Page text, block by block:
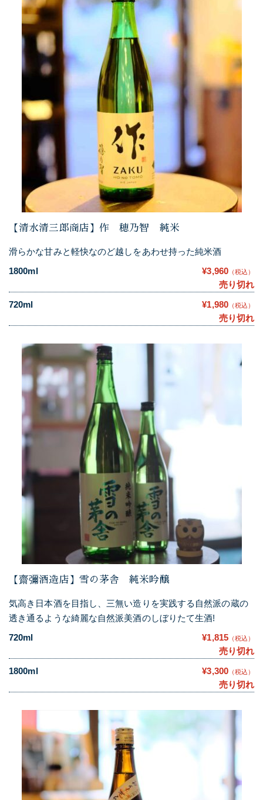
【清水清三郎商店】作 穂乃智 純米
滑らかな甘みと軽快なのど越しをあわせ持った純米酒
1800ml
¥3,960 （税込）
売り切れ
720ml
¥1,980 （税込）
売り切れ
【齋彌酒造店】雪の茅舎 純米吟醸
気高き日本酒を目指し、三無い造りを実践する自然派の蔵の
透き通るような綺麗な自然派美酒のしぼりたて生酒!
720ml
¥1,815 （税込）
売り切れ
1800ml
¥3,300 （税込）
売り切れ